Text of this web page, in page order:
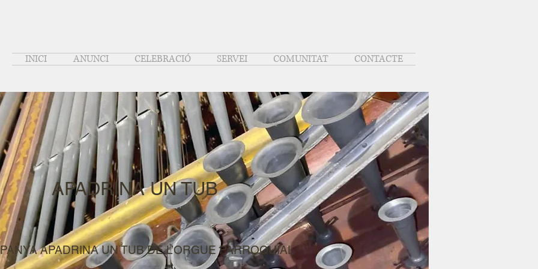
INICI ANUNCI CELEBRACIÓ SERVEI COMUNITAT CONTACTE
APADRINA UN TUB
APADRINA UN TUB DE L’ORGUE PARROQUIAL